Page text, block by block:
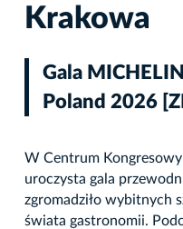
Krakowa
Gala
Poland 2026
W Centrum
uroczysta gala
zgromadziło wybitnych
świata gastronomii.